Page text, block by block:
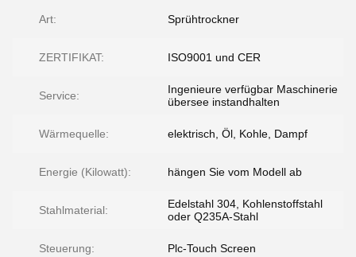
Art: Sprühtrockner
ZERTIFIKAT: ISO9001 und CER
Service:
Ingenieure verfügbar Maschinerie
übersee instandhalten
Wärmequelle: elektrisch, Öl, Kohle, Dampf
Energie (Kilowatt): hängen Sie vom Modell ab
Stahlmaterial:
Edelstahl 304, Kohlenstoffstahl
oder Q235A-Stahl
Steuerung: Plc-Touch Screen